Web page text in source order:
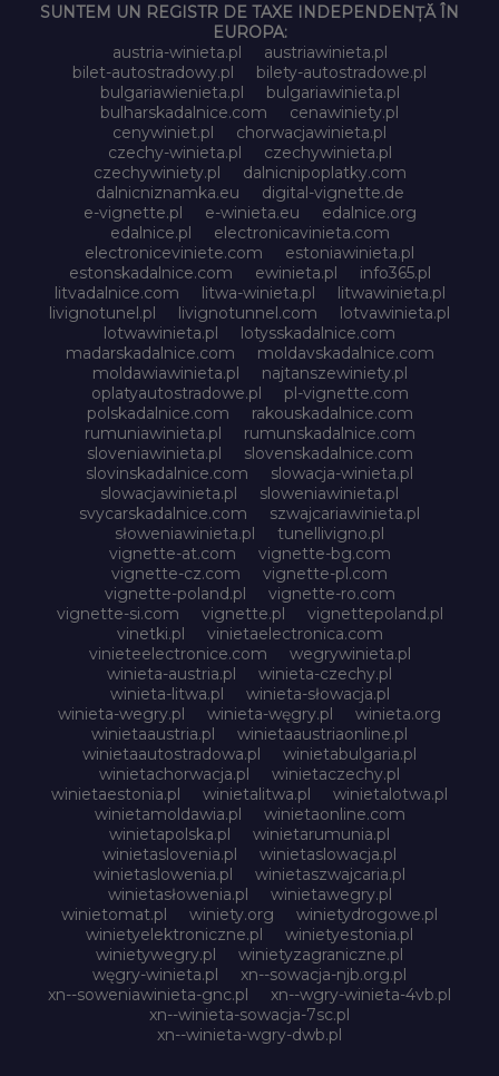
SUNTEM UN REGISTR DE TAXE INDEPENDENȚĂ ÎN
EUROPA:
austria-winieta.pl
austriawinieta.pl
bilet-autostradowy.pl
bilety-autostradowe.pl
bulgariawienieta.pl
bulgariawinieta.pl
bulharskadalnice.com
cenawiniety.pl
cenywiniet.pl
chorwacjawinieta.pl
czechy-winieta.pl
czechywinieta.pl
czechywiniety.pl
dalnicnipoplatky.com
dalnicniznamka.eu
digital-vignette.de
e-vignette.pl
e-winieta.eu
edalnice.org
edalnice.pl
electronicavinieta.com
electroniceviniete.com
estoniawinieta.pl
estonskadalnice.com
ewinieta.pl
info365.pl
litvadalnice.com
litwa-winieta.pl
litwawinieta.pl
livignotunel.pl
livignotunnel.com
lotvawinieta.pl
lotwawinieta.pl
lotysskadalnice.com
madarskadalnice.com
moldavskadalnice.com
moldawiawinieta.pl
najtanszewiniety.pl
oplatyautostradowe.pl
pl-vignette.com
polskadalnice.com
rakouskadalnice.com
rumuniawinieta.pl
rumunskadalnice.com
sloveniawinieta.pl
slovenskadalnice.com
slovinskadalnice.com
slowacja-winieta.pl
slowacjawinieta.pl
sloweniawinieta.pl
svycarskadalnice.com
szwajcariawinieta.pl
słoweniawinieta.pl
tunellivigno.pl
vignette-at.com
vignette-bg.com
vignette-cz.com
vignette-pl.com
vignette-poland.pl
vignette-ro.com
vignette-si.com
vignette.pl
vignettepoland.pl
vinetki.pl
vinietaelectronica.com
vinieteelectronice.com
wegrywinieta.pl
winieta-austria.pl
winieta-czechy.pl
winieta-litwa.pl
winieta-słowacja.pl
winieta-wegry.pl
winieta-węgry.pl
winieta.org
winietaaustria.pl
winietaaustriaonline.pl
winietaautostradowa.pl
winietabulgaria.pl
winietachorwacja.pl
winietaczechy.pl
winietaestonia.pl
winietalitwa.pl
winietalotwa.pl
winietamoldawia.pl
winietaonline.com
winietapolska.pl
winietarumunia.pl
winietaslovenia.pl
winietaslowacja.pl
winietaslowenia.pl
winietaszwajcaria.pl
winietasłowenia.pl
winietawegry.pl
winietomat.pl
winiety.org
winietydrogowe.pl
winietyelektroniczne.pl
winietyestonia.pl
winietywegry.pl
winietyzagraniczne.pl
węgry-winieta.pl
xn--sowacja-njb.org.pl
xn--soweniawinieta-gnc.pl
xn--wgry-winieta-4vb.pl
xn--winieta-sowacja-7sc.pl
xn--winieta-wgry-dwb.pl